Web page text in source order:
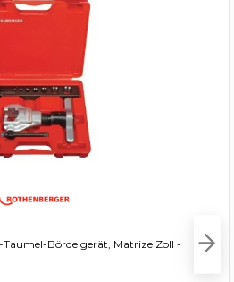
Taumel-Bördelgerät, Matrize Zoll -